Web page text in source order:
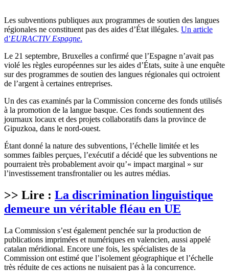
Les subventions publiques aux programmes de soutien des langues
régionales ne constituent pas des aides d’État illégales. Un article
d’EURACTIV Espagne.
Le 21 septembre, Bruxelles a confirmé que l’Espagne n’avait pas
violé les règles européennes sur les aides d’États, suite à une enquête
sur des programmes de soutien des langues régionales qui octroient
de l’argent à certaines entreprises.
Un des cas examinés par la Commission concerne des fonds utilisés
à la promotion de la langue basque. Ces fonds soutiennent des
journaux locaux et des projets collaboratifs dans la province de
Gipuzkoa, dans le nord-ouest.
Étant donné la nature des subventions, l’échelle limitée et les
sommes faibles perçues, l’exécutif a décidé que les subventions ne
pourraient très probablement avoir qu’« impact marginal » sur
l’investissement transfrontalier ou les autres médias.
>> Lire : La discrimination linguistique
demeure un véritable fléau en UE
La Commission s’est également penchée sur la production de
publications imprimées et numériques en valencien, aussi appelé
catalan méridional. Encore une fois, les spécialistes de la
Commission ont estimé que l’isolement géographique et l’échelle
très réduite de ces actions ne nuisaient pas à la concurrence.